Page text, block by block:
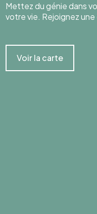
Mettez du génie dans
votre vie. Rejoignez
Voir la carte